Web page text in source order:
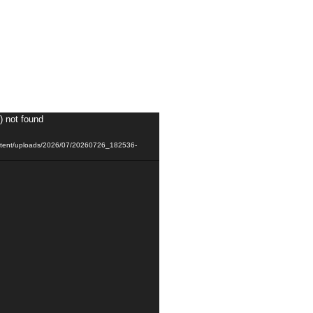
not found
uploads/2026/07/20260726_182536-